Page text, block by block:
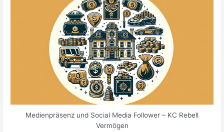
Medienpräsenz und Social Media Follower – KC Rebell
Vermögen